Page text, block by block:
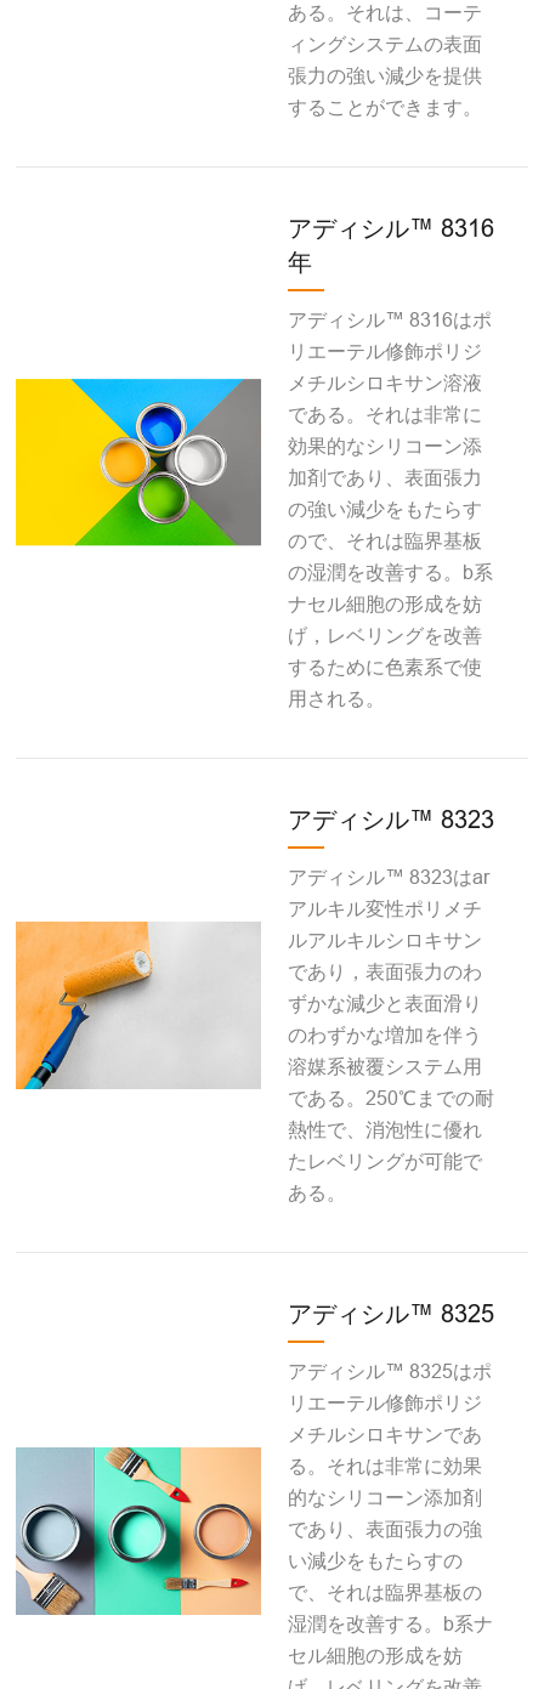
ある。それは、コーテ
ィングシステムの表面
張力の強い減少を提供
することができます。
アディシル™ 8316
年
アディシル™ 8316はポ
リエーテル修飾ポリジ
メチルシロキサン溶液
である。それは非常に
効果的なシリコーン添
加剤であり、表面張力
の強い減少をもたらす
ので、それは臨界基板
の湿潤を改善する。b系
ナセル細胞の形成を妨
げ，レベリングを改善
するために色素系で使
用される。
アディシル™ 8323
アディシル™ 8323はar
アルキル変性ポリメチ
ルアルキルシロキサン
であり，表面張力のわ
ずかな減少と表面滑り
のわずかな増加を伴う
溶媒系被覆システム用
である。250℃までの耐
熱性で、消泡性に優れ
たレベリングが可能で
ある。
アディシル™ 8325
アディシル™ 8325はポ
リエーテル修飾ポリジ
メチルシロキサンであ
る。それは非常に効果
的なシリコーン添加剤
であり、表面張力の強
い減少をもたらすの
で、それは臨界基板の
湿潤を改善する。b系ナ
セル細胞の形成を妨